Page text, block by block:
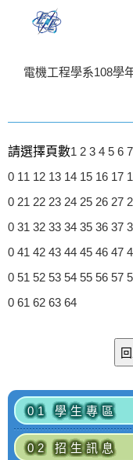
電機工程學系108學
請選擇頁數1 2 3 4 5 6 7
0 11 12 13 14 15 16 17
0 21 22 23 24 25 26 27
0 31 32 33 34 35 36 37
0 41 42 43 44 45 46 47
0 51 52 53 54 55 56 57
0 61 62 63 64
01 學生專區
02 招生訊息